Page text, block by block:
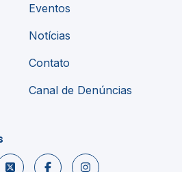
Eventos
Notícias
Contato
Canal de Denúncias